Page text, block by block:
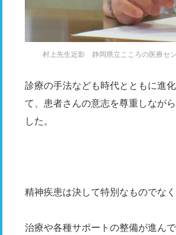
村上先生近影 静岡県立こころの医療セ
診療の手法なども時代とともに進
て、患者さんの意志を尊重しなが
した。
精神疾患は決して特別なものでな
治療や各種サポートの整備が進ん